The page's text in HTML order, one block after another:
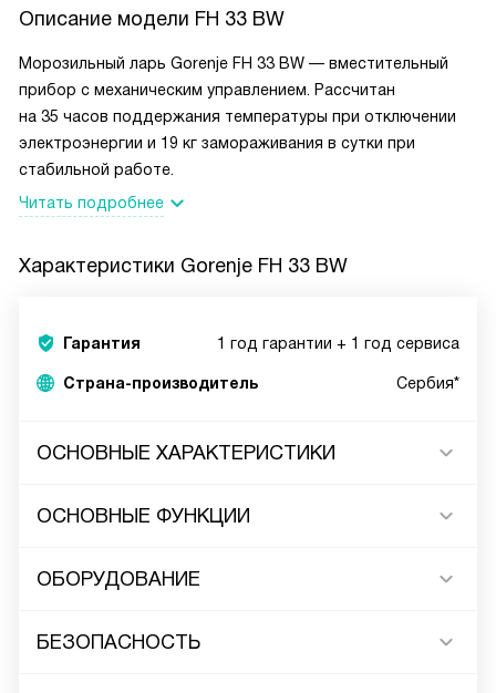
Описание модели FH 33 BW
Морозильный ларь Gorenje FH 33 BW — вместительный
прибор с механическим управлением. Рассчитан
на 35 часов поддержания температуры при отключении
электроэнергии и 19 кг замораживания в сутки при
стабильной работе.
Читать подробнее
Характеристики Gorenje FH 33 BW
Гарантия 1 год гарантии + 1 год сервиса
Страна-производитель Сербия*
ОСНОВНЫЕ ХАРАКТЕРИСТИКИ
ОСНОВНЫЕ ФУНКЦИИ
ОБОРУДОВАНИЕ
БЕЗОПАСНОСТЬ